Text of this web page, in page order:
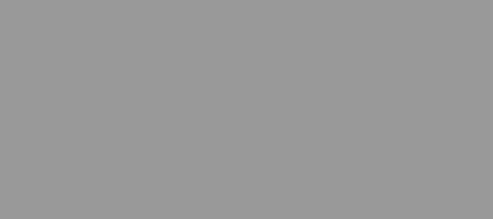
afin de les adapter aux évolutions du site